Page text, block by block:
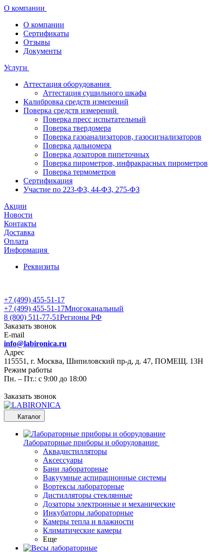
О компании
О компании
Сертификаты
Отзывы
Документы
Услуги
Аттестация оборудования
Аттестация сушильного шкафа
Калибровка средств измерений
Поверка средств измерений
Поверка пресс испытательный
Поверка твердомера
Поверка газоанализаторов, газосигнализаторов
Поверка дальномера
Поверка дозаторов пипеточных
Поверка пирометров, инфракрасных пирометров
Поверка термометров
Сертификация
Участие по 223-ФЗ, 44-ФЗ, 275-ФЗ
Акции
Новости
Контакты
Доставка
Оплата
Информация
Реквизиты
+7 (499) 455-51-17
+7 (499) 455-51-17Многоканальный
8 (800) 511-77-51Регионы РФ
Заказать звонок
E-mail
info@labironica.ru
Адрес
115551, г. Москва, Шипиловский пр-д, д. 47, ПОМЕЩ. 13Н
Режим работы
Пн. – Пт.: с 9:00 до 18:00
Заказать звонок
Каталог
Лабораторные приборы и оборудование
Аквадистилляторы
Аксессуары
Бани лабораторные
Вакуумные аспирационные системы
Вортексы лабораторные
Дистилляторы стеклянные
Дозаторы электронные и механические
Инкубаторы лабораторные
Камеры тепла и влажности
Климатические камеры
Еще